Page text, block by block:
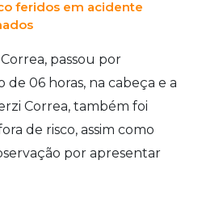
feridos em acidente
passou por
06 horas, na cabeça e a
Correa, também foi
de risco, assim como
por apresentar